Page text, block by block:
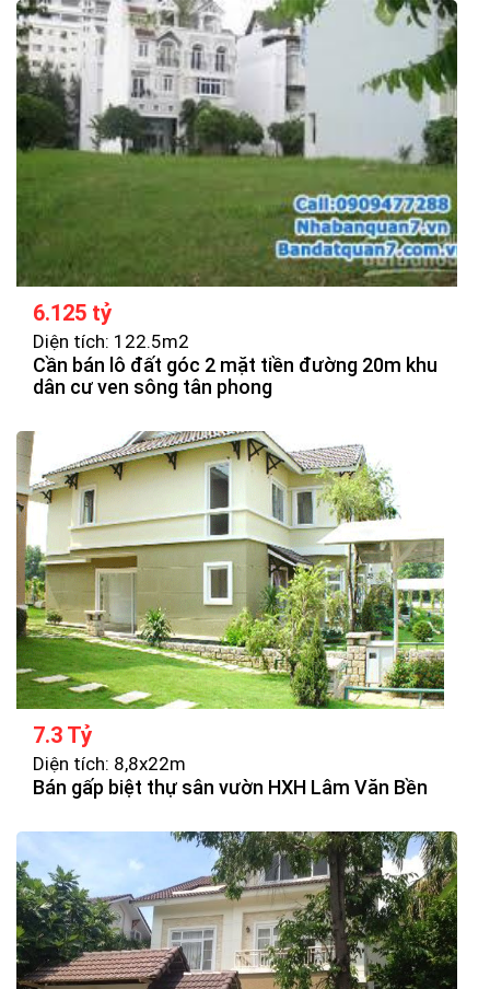
6.125 tỷ
Diện tích: 122.5m2
Cần bán lô đất góc 2 mặt tiền đường 20m khu
dân cư ven sông tân phong
7.3 Tỷ
Diện tích: 8,8x22m
Bán gấp biệt thự sân vườn HXH Lâm Văn Bền